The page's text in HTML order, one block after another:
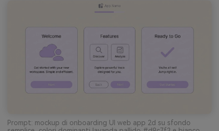
Prompt: mockup di onboarding UI web app 2d su sfondo